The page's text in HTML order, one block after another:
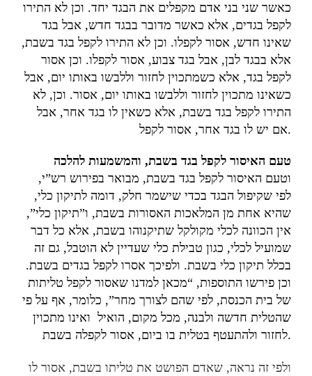
כאשר שני בני אדם מקפלים את הבגד יחד. וכן לא התירו
לקפל בגדים, אלא כאשר מדובר בבגד חדש, אבל בגד
שאינו חדש, אסור לקפלו. וכן לא התירו לקפל בגד בשבת,
אלא בבגד לבן, אבל בגד צבוע, אסור לקפלו. וכן אסור
לקפל בגד, אלא כשמתכוין לחזור וללבשו באותו יום, אבל
כשאינו מתכוין לחזור וללבשו באותו יום, אסור. וכן, לא
התירו לקפל בגד בשבת, אלא כשאין לו בגד אחר, אבל
אם יש לו בגד אחר, אסור לקפל.
טעם האיסור לקפל בגד בשבת, והמשמעות להלכה
וטעם האיסור לקפל בגד בשבת, מבואר בפירוש רש”י,
לפי שקיפול הבגד בכדי שישמר חלק, דומה לתיקון כלי,
שהיא אחת מן המלאכות האסורות בשבת, ו”תיקון כלי”,
אין הכוונה לכלי מקולקל שתיקנוהו בשבת, אלא כל דבר
שמועיל לכלי, כגון טבילת כלי שעדיין לא הוטבל, גם זה
בכלל תיקון כלי בשבת. ולפיכך אסרו לקפל בגדים בשבת.
וכן פירשו התוספות, “מכאן למדנו שאסור לקפל טליתות
של בית הכנסת, לפי שהם לצורך מחר”, כלומר, אף על פי
שהטלית חדשה ולבנה, מכל מקום, הואיל ואינו מתכוין
לחזור ולהתעטף בטלית בו ביום, אסור לקפלה בשבת.
ולפי זה נראה, שאדם הפושט את טליתו בשבת, אסור לו